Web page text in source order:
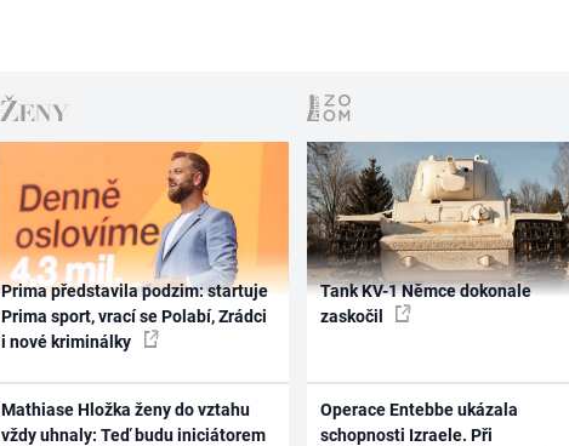
Prima představila podzim: startuje
Prima sport, vrací se Polabí, Zrádci
i nové kriminálky
Mathiase Hložka ženy do vztahu
vždy uhnaly: Teď budu iniciátorem
Tank KV-1 Němce dokonale
zaskočil
Operace Entebbe ukázala
schopnosti Izraele. Při